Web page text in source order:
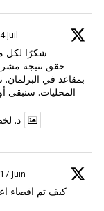
4 Juil
شكرًا لكل
بمقاعد في البرلمان.
المحليات. سنبقى
د.
17 Juin
كيف تم اقصاء